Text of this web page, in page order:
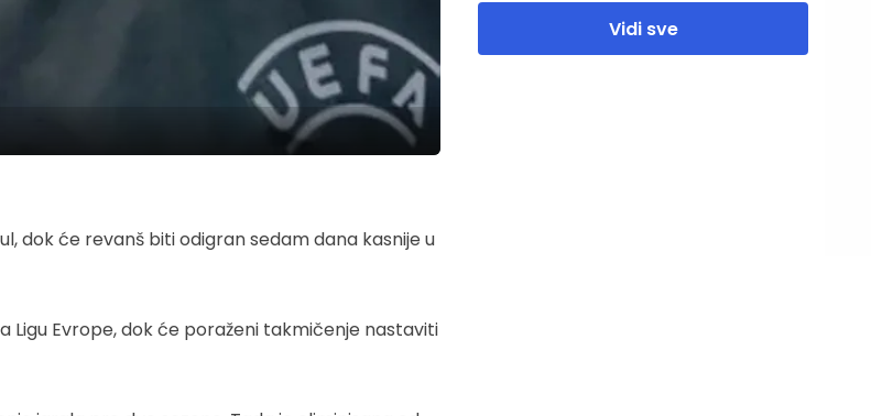
dok će revanš biti odigran sedam dana kasnije u
Ligu Evrope, dok će poraženi takmičenje nastaviti
Vidi sve